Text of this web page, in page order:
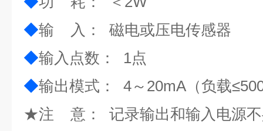
◆输 入： 磁电或压电传感器
◆输入点数： 1点
◆输出模式： 4～20mA（负载
★注 意： 记录输出和输入电源